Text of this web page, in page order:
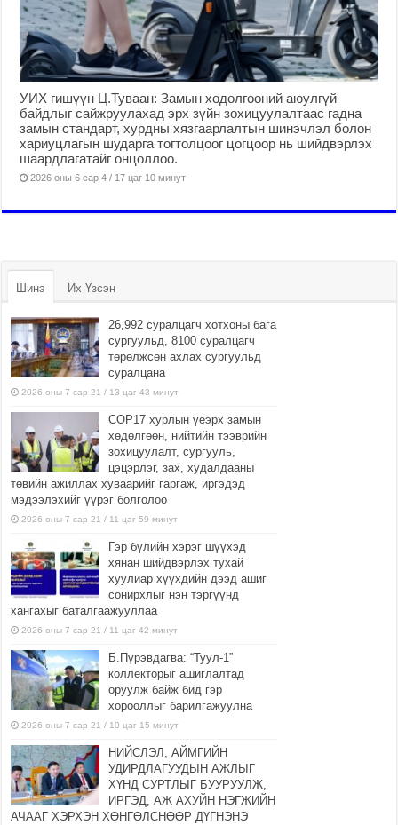
УИХ гишүүн Ц.Туваан: Замын хөдөлгөөний аюулгүй
байдлыг сайжруулахад эрх зүйн зохицуулалтаас гадна
замын стандарт, хурдны хязгаарлалтын шинэчлэл болон
хариуцлагын шударга тогтолцоог цогцоор нь шийдвэрлэх
шаардлагатайг онцоллоо.
2026 оны 6 сар 4 / 17 цаг 10 минут
Шинэ Их Үзсэн
26,992 суралцагч хотхоны бага
сургуульд, 8100 суралцагч
төрөлжсөн ахлах сургуульд
суралцана
2026 оны 7 сар 21 / 13 цаг 43 минут
COP17 хурлын үеэрх замын
хөдөлгөөн, нийтийн тээврийн
зохицуулалт, сургууль,
цэцэрлэг, зах, худалдааны
төвийн ажиллах хуваарийг гаргаж, иргэдэд
мэдээлэхийг үүрэг болголоо
2026 оны 7 сар 21 / 11 цаг 59 минут
Гэр бүлийн хэрэг шүүхэд
хянан шийдвэрлэх тухай
хуулиар хүүхдийн дээд ашиг
сонирхлыг нэн тэргүүнд
хангахыг баталгаажууллаа
2026 оны 7 сар 21 / 11 цаг 42 минут
Б.Пүрэвдагва: “Туул-1”
коллекторыг ашиглалтад
оруулж байж бид гэр
хорооллыг барилгажуулна
2026 оны 7 сар 21 / 10 цаг 15 минут
НИЙСЛЭЛ, АЙМГИЙН
УДИРДЛАГУУДЫН АЖЛЫГ
ХҮНД СУРТЛЫГ БУУРУУЛЖ,
ИРГЭД, АЖ АХУЙН НЭГЖИЙН
АЧААГ ХЭРХЭН ХӨНГӨЛСНӨӨР ДҮГНЭНЭ